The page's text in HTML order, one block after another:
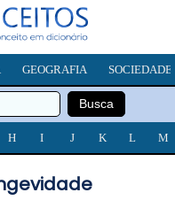
GEOGRAFIA SOCIEDADE
H I J K L M